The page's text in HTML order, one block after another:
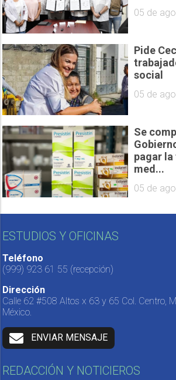
05 de
Pide
social
05 de
Se
pagar
med...
05 de
ESTUDIOS Y OFICINAS
Teléfono
(999) 923 61 55 (recepción)
Dirección
Calle 62 #508 Altos x 63 y 65 Col. Centro,
México.
ENVIAR MENSAJE
REDACCIÓN Y NOTICIEROS